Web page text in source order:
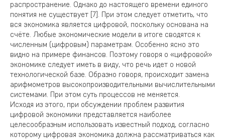
распространение. Однако до настоящего времени единого
понятия не существует [7]. При этом следует отметить, что
вся экономика является цифровой, поскольку основана на
счёте. Любые экономические модели в итоге сводятся к
численным (цифровым) параметрам. Особенно ясно это
видно на примере финансов. Поэтому говоря о «цифровой»
экономике следует иметь в виду, что речь идет о новой
технологической базе. Образно говоря, происходит замена
арифмометров высокопроизводительными вычислительными
системами. При этом суть процессов не меняется.
Исходя из этого, при обсуждении проблем развития
цифровой экономики представляется наиболее
целесообразным использовать известный подход, согласно
которому цифровая экономика должна рассматриваться как